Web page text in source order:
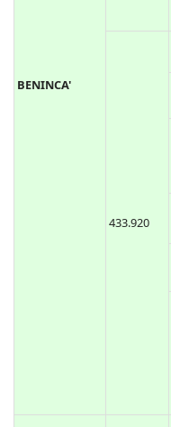
BENINCA'
433.920